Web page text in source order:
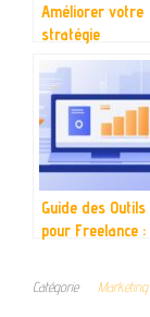
Améliorer votre
stratégie
commerciale
marketing
avancées
Guide des Outils
pour Freelance :
Digital
Catégorie Marketing